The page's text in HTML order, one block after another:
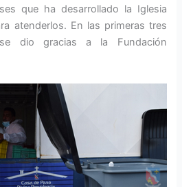
que ha desarrollado la Iglesia
atenderlos. En las primeras tres
dio gracias a la Fundación